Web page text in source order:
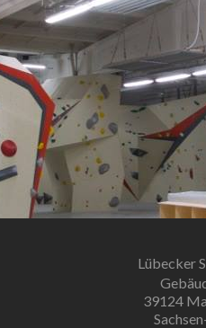
Lübecker
39124